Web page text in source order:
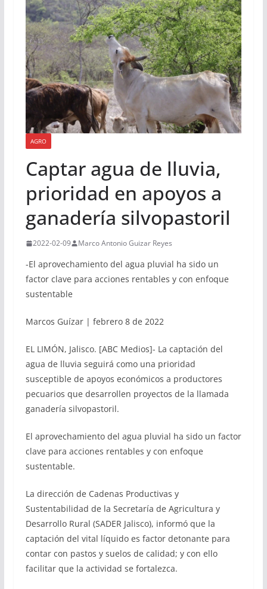
AGRO
Captar agua de lluvia,
prioridad en apoyos a
ganadería silvopastoril
2022-02-09 Marco Antonio Guizar Reyes
-El aprovechamiento del agua pluvial ha sido un
factor clave para acciones rentables y con enfoque
sustentable
Marcos Guízar | febrero 8 de 2022
EL LIMÓN, Jalisco. [ABC Medios]- La captación del
agua de lluvia seguirá como una prioridad
susceptible de apoyos económicos a productores
pecuarios que desarrollen proyectos de la llamada
ganadería silvopastoril.
El aprovechamiento del agua pluvial ha sido un factor
clave para acciones rentables y con enfoque
sustentable.
La dirección de Cadenas Productivas y
Sustentabilidad de la Secretaría de Agricultura y
Desarrollo Rural (SADER Jalisco), informó que la
captación del vital líquido es factor detonante para
contar con pastos y suelos de calidad; y con ello
facilitar que la actividad se fortalezca.